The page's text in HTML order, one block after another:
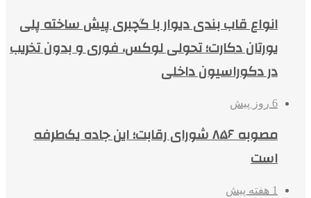
انواع قاب بندی دیوار با گچبری پیش ساخته پلی
یورتان دکارت؛ تحولی لوکس، فوری و بدون تخریب
در دکوراسیون داخلی
6 روز پیش
مصوبه ۸۵۶ شورای رقابت؛ این جاده یک‌طرفه
است
1 هفته پیش